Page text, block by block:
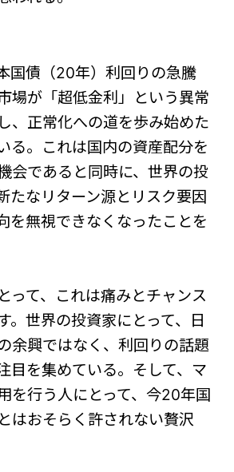
国債（20年）利回りの急騰
場が「超低金利」という異常
、正常化への道を歩み始めた
る。これは国内の資産配分を
会であると同時に、世界の投
たなリターン源とリスク要因
を無視できなくなったことを
って、これは痛みとチャンス
。世界の投資家にとって、日
余興ではなく、利回りの話題
目を集めている。そして、マ
を行う人にとって、今20年国
はおそらく許されない贅沢